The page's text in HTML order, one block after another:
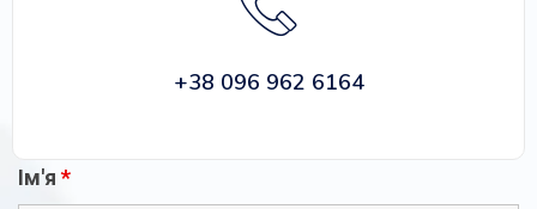
+38 096 962 6164
Ім'я *